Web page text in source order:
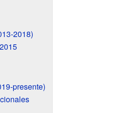
2018)
presente)